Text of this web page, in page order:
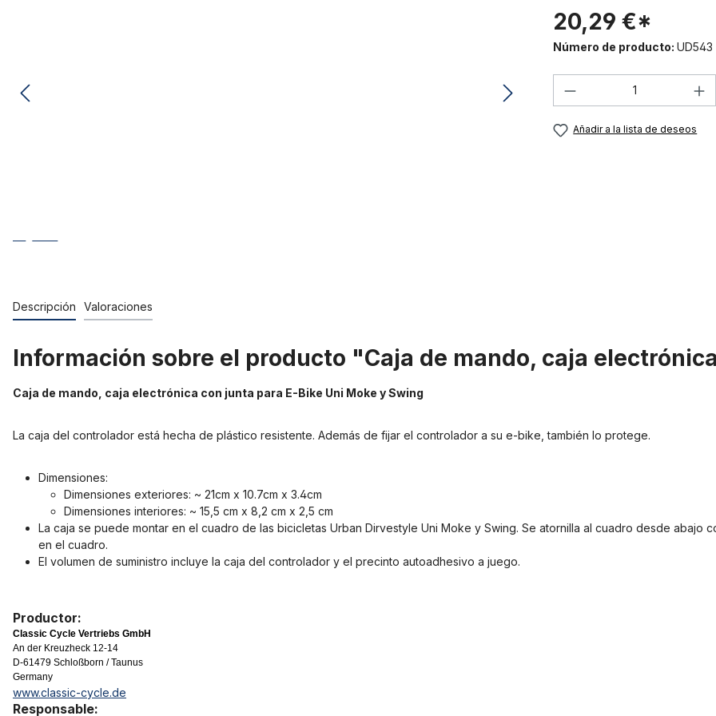
20,29 €*
Número de producto: UD543
Cantidad del
Añadir a la lista de deseos
Descripción Valoraciones
Información sobre el producto "Caja de mando, caja
Caja de mando, caja electrónica con junta para E-Bike Uni Moke y Swing
La caja del controlador está hecha de plástico resistente. Además de fijar el controlador a su e-bike, también lo protege.
Dimensiones:
Dimensiones exteriores: ~ 21cm x 10.7cm x 3.4cm
Dimensiones interiores: ~ 15,5 cm x 8,2 cm x 2,5 cm
La caja se puede montar en el cuadro de las bicicletas Urban Dirvestyle Uni Moke y Swing. Se atornilla al cuadro desde abajo
en el cuadro.
El volumen de suministro incluye la caja del controlador y el precinto autoadhesivo a juego.
Productor:
Classic Cycle Vertriebs GmbH
An der Kreuzheck 12-14
D-61479 Schloßborn / Taunus
Germany
www.classic-cycle.de
Responsable: